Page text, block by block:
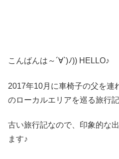
こんばんは～´∀`)ﾉ)) HELLO♪
2017年10月に車椅子の父を連
のローカルエリアを巡る旅行記
古い旅行記なので、印象的な
ます♪